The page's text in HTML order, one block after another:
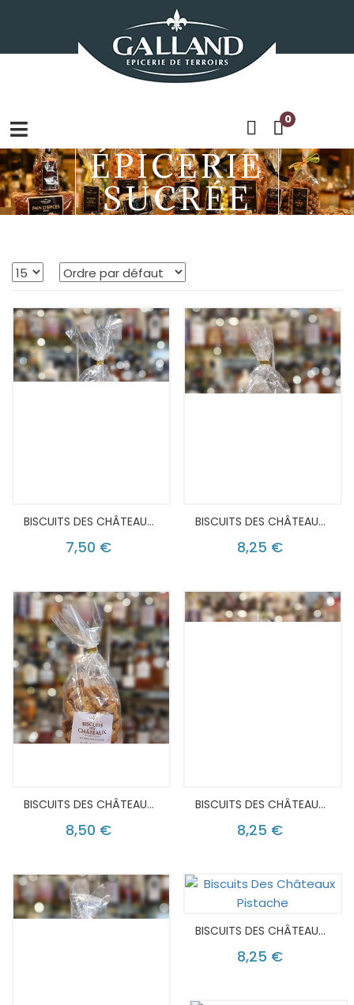
0
ÉPICERIE
SUCRÉE
BISCUITS DES CHÂTEAUX NATURE
7,50 €
BISCUITS DES CHÂTEAUX AMANDE
8,25 €
BISCUITS DES CHÂTEAUX CARAMEL
8,50 €
BISCUITS DES CHÂTEAUX CACAO
8,25 €
BISCUITS DES CHÂTEAUX PISTACHE
8,25 €